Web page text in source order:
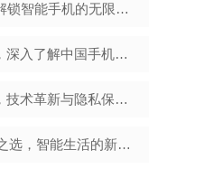
小米Mix 2S刷机包，解锁智能手机的无限可能
国产手机十大排名榜，深入了解中国手机市场的佼佼者
华为云服务定位查找，技术革新与隐私保护的双重奏
华为nova2s，性价比之选，智能生活的新伙伴